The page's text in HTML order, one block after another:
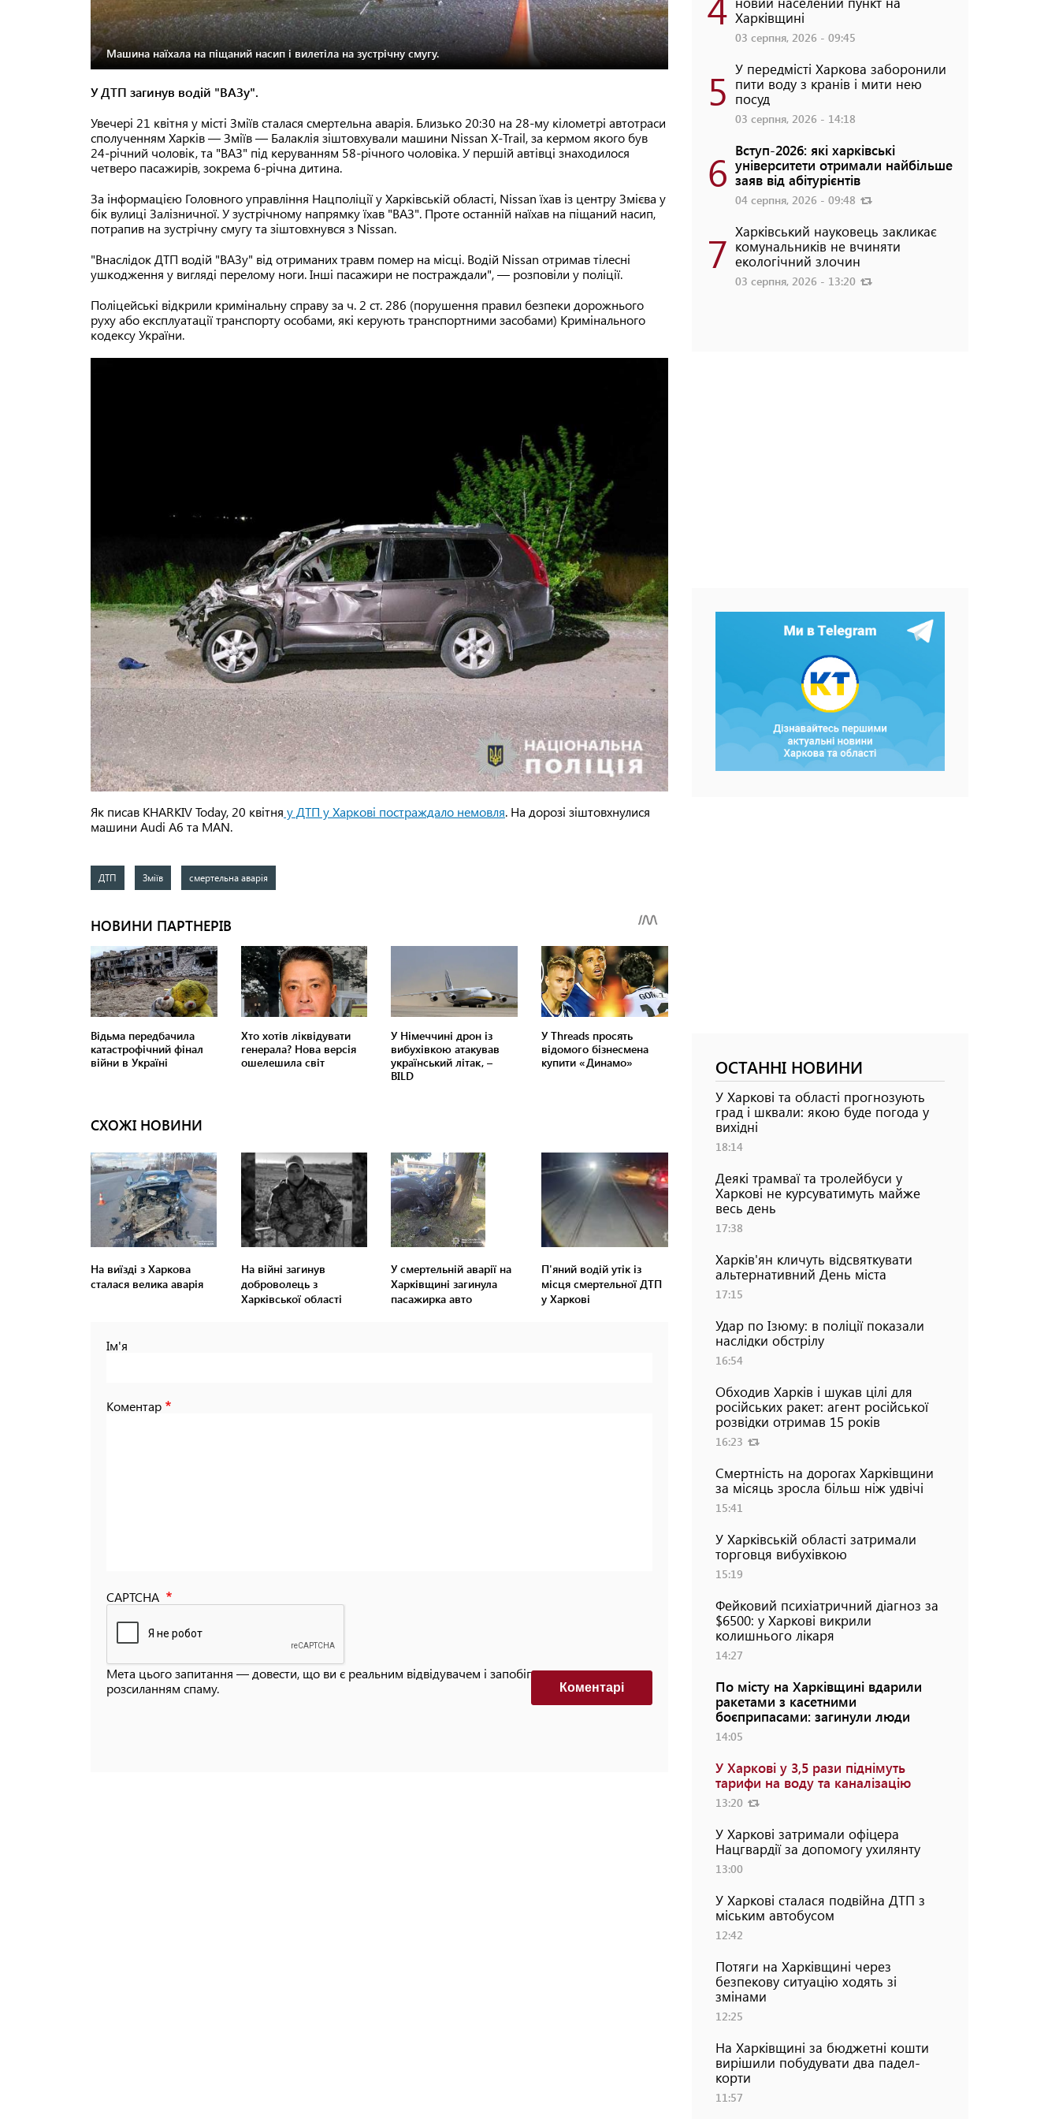
Машина наїхала на піщаний насип і вилетіла на зустрічну смугу.
У ДТП загинув водій "ВАЗу".
Увечері 21 квітня у місті Зміїв сталася смертельна аварія. Близько 20:30 на 28-му кілометрі автотраси
сполученням Харків — Зміїв — Балаклія зіштовхували машини Nissan X-Trail, за кермом якого був
24-річний чоловік, та "ВАЗ" під керуванням 58-річного чоловіка. У першій автівці знаходилося
четверо пасажирів, зокрема 6-річна дитина.
За інформацією Головного управління Нацполіції у Харківській області, Nissan їхав із центру Змієва у
бік вулиці Залізничної. У зустрічному напрямку їхав "ВАЗ". Проте останній наїхав на піщаний насип,
потрапив на зустрічну смугу та зіштовхнувся з Nissan.
"Внаслідок ДТП водій "ВАЗу" від отриманих травм помер на місці. Водій Nissan отримав тілесні
ушкодження у вигляді перелому ноги. Інші пасажири не постраждали", — розповіли у поліції.
Поліцейські відкрили кримінальну справу за ч. 2 ст. 286 (порушення правил безпеки дорожнього
руху або експлуатації транспорту особами, які керують транспортними засобами) Кримінального
кодексу України.
Як писав KHARKIV Today, 20 квітня у ДТП у Харкові постраждало немовля. На дорозі зіштовхнулися
машини Audi A6 та MAN.
ДТП Зміїв смертельна аварія
СХОЖІ НОВИНИ
На виїзді з Харкова
сталася велика аварія
На війні загинув
доброволець з
Харківської області
У смертельній аварії на
Харківщині загинула
пасажирка авто
П'яний водій утік із
місця смертельної ДТП
у Харкові
Ім'я
Коментар
CAPTCHA
Мета цього запитання — довести, що ви є реальним відвідувачем і запобігти автоматизованим
розсиланням спаму.
Коментарi
Харківщині
03 серпня, 2026 - 09:45
5 У передмісті Харкова заборонили
пити воду з кранів і мити нею
посуд
03 серпня, 2026 - 14:18
6 Вступ-2026: які харківські
університети отримали найбільше
заяв від абітурієнтів
04 серпня, 2026 - 09:48
7 Харківський науковець закликає
комунальників не вчиняти
екологічний злочин
03 серпня, 2026 - 13:20
ОСТАННІ НОВИНИ
У Харкові та області прогнозують
град і шквали: якою буде погода у
вихідні
18:14
Деякі трамваї та тролейбуси у
Харкові не курсуватимуть майже
весь день
17:38
Харків'ян кличуть відсвяткувати
альтернативний День міста
17:15
Удар по Ізюму: в поліції показали
наслідки обстрілу
16:54
Обходив Харків і шукав цілі для
російських ракет: агент російської
розвідки отримав 15 років
16:23
Смертність на дорогах Харківщини
за місяць зросла більш ніж удвічі
15:41
У Харківській області затримали
торговця вибухівкою
15:19
Фейковий психіатричний діагноз за
$6500: у Харкові викрили
колишнього лікаря
14:27
По місту на Харківщині вдарили
ракетами з касетними
боєприпасами: загинули люди
14:05
У Харкові у 3,5 рази піднімуть
тарифи на воду та каналізацію
13:20
У Харкові затримали офіцера
Нацгвардії за допомогу ухилянту
13:00
У Харкові сталася подвійна ДТП з
міським автобусом
12:42
Потяги на Харківщині через
безпекову ситуацію ходять зі
змінами
12:25
На Харківщині за бюджетні кошти
вирішили побудувати два падел-
корти
11:57